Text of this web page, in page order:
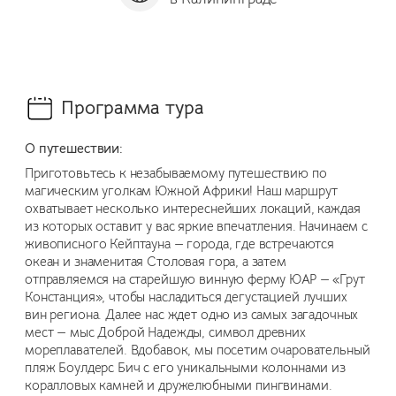
Программа тура
О путешествии:
Приготовьтесь к незабываемому путешествию по
магическим уголкам Южной Африки! Наш маршрут
охватывает несколько интереснейших локаций, каждая
из которых оставит у вас яркие впечатления. Начинаем с
живописного Кейптауна — города, где встречаются
океан и знаменитая Столовая гора, а затем
отправляемся на старейшую винную ферму ЮАР — «Грут
Констанция», чтобы насладиться дегустацией лучших
вин региона. Далее нас ждет одно из самых загадочных
мест — мыс Доброй Надежды, символ древних
мореплавателей. Вдобавок, мы посетим очаровательный
пляж Боулдерс Бич с его уникальными колоннами из
коралловых камней и дружелюбными пингвинами.